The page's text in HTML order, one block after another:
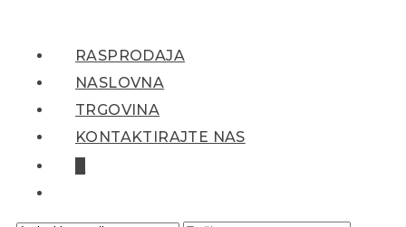
RASPRODAJA
NASLOVNA
TRGOVINA
KONTAKTIRAJTE NAS